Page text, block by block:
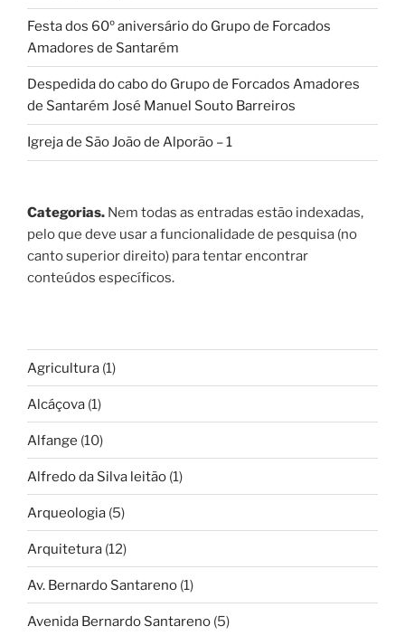
Festa dos 60º aniversário do Grupo de Forcados
Amadores de Santarém
Despedida do cabo do Grupo de Forcados Amadores
de Santarém José Manuel Souto Barreiros
Igreja de São João de Alporão – 1
Categorias. Nem todas as entradas estão indexadas,
pelo que deve usar a funcionalidade de pesquisa (no
canto superior direito) para tentar encontrar
conteúdos específicos.
Agricultura (1)
Alcáçova (1)
Alfange (10)
Alfredo da Silva leitão (1)
Arqueologia (5)
Arquitetura (12)
Av. Bernardo Santareno (1)
Avenida Bernardo Santareno (5)